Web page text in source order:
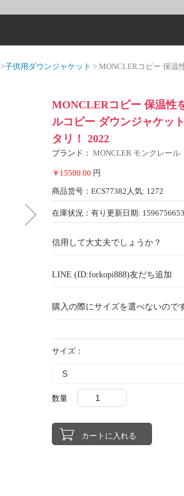
>子供用ダウンジャケット > MONCLERコピー 保温性を発揮する モンクレー
MONCLERコピー 保温性
ルコピー ダウンジャケッ
タリ！ 2022
ブランド： MONCLER モンクレール
￥15500.00 円
商品货号：ECS77382 人気: 1272
在庫状況：有り 更新日期: 1596756653
信用して大丈夫でしょうか？
LINE (ID:forkopi888)友だち追加
購入の際にサイズを選べないので
サイズ：
数量